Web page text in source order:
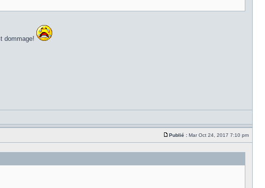
dommage!
Publié : Mar Oct 24, 2017 7:10 pm